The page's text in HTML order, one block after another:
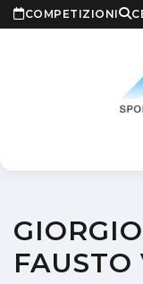
COMPETIZIONI
FAUSTO